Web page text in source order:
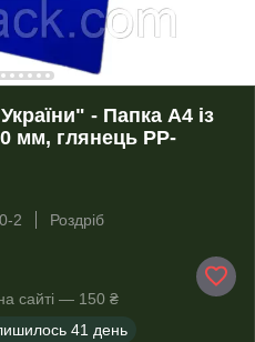
- Папка А4 із
мм, глянець PP-
2
Роздріб
сайті — 150 ₴
41 день